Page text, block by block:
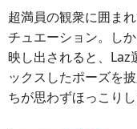
超満員の観衆に囲ま
チュエーション。し
映し出されると、Laz
ックスしたポーズを
ちが思わずほっこり